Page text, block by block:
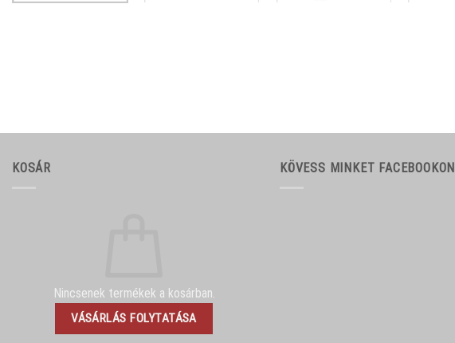
KOSÁR
Nincsenek termékek a kosárban.
VÁSÁRLÁS FOLYTATÁSA
KÖVESS MINKET FACEBOOKON